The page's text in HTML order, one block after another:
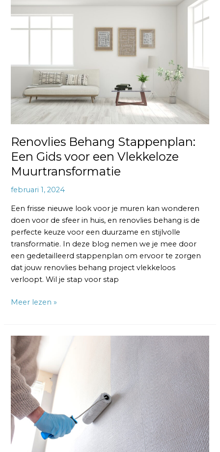
Renovlies Behang Stappenplan:
Een Gids voor een Vlekkeloze
Muurtransformatie
februari 1, 2024
Een frisse nieuwe look voor je muren kan wonderen
doen voor de sfeer in huis, en renovlies behang is de
perfecte keuze voor een duurzame en stijlvolle
transformatie. In deze blog nemen we je mee door
een gedetailleerd stappenplan om ervoor te zorgen
dat jouw renovlies behang project vlekkeloos
verloopt. Wil je stap voor stap
Een
een
Vlekkeloze
Muurtransformatie
Meer lezen »
Renovlies
Behang
Milieuvriendelijk:
Een
Groene
Revolutie
in
Interieurontwerp